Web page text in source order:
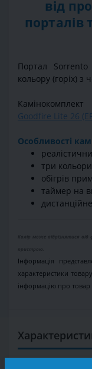
від
порталів
Портал Sorrento
кольору (горіх)
Goodfire Lite 26
Особливості
три кольори
обігрів
таймер на
Інформація
характеристики
інформацію про